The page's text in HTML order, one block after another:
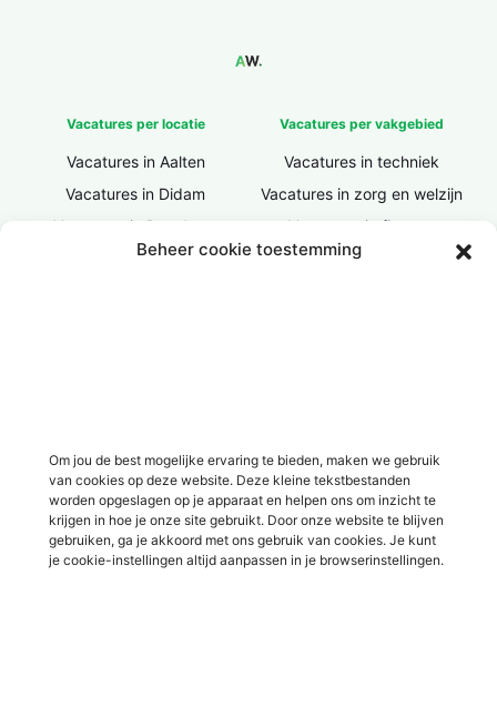
Beheer cookie toestemming
Om jou de best mogelijke ervaring te bieden, maken we gebruik
van cookies op deze website. Deze kleine tekstbestanden
worden opgeslagen op je apparaat en helpen ons om inzicht te
krijgen in hoe je onze site gebruikt. Door onze website te blijven
gebruiken, ga je akkoord met ons gebruik van cookies. Je kunt
je cookie-instellingen altijd aanpassen in je browserinstellingen.×
Vacatures per locatie
Vacatures in Aalten
Vacatures in Didam
Vacatures in Doesburg
Vacatures in Doetinchem
Vacatures in Varsseveld
Vacatures in Winterswijk
Vacatures in Zelhem
Vacatures in Zutphen
Vacatures per vakgebied
Vacatures in techniek
Vacatures in zorg en welzijn
Vacatures in finance
Vacatures in ICT / IT